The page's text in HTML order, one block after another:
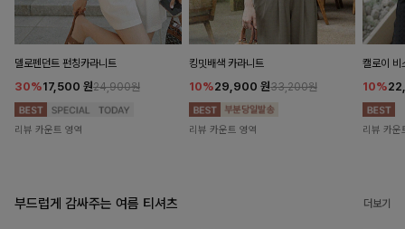
델로펜던트 펀칭카라니트
30%17,500 원24,900원
리뷰 카운트 영역
킹밋배색 카라니트
10%29,900 원33,200원
리뷰 카운트 영역
캘로이 비
10%
리뷰 카운
부드럽게 감싸주는 여름 티셔츠 더보기